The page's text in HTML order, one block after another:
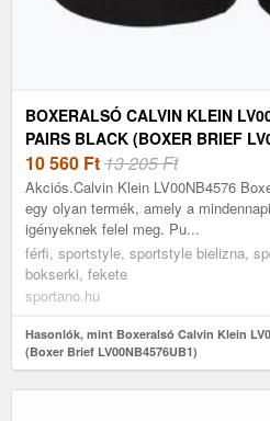
BOXERALSÓ CALVIN KLEIN
PAIRS BLACK (BOXER BRIEF
10 560 Ft13 205 Ft
Akciós.Calvin Klein LV00NB4576
egy olyan termék, amely a
igényeknek felel meg. Pu...
férfi, sportstyle, sportstyle bielizna,
bokserki, fekete
sportano.hu
Hasonlók, mint Boxeralsó Calvin Klein
(Boxer Brief LV00NB4576UB1)